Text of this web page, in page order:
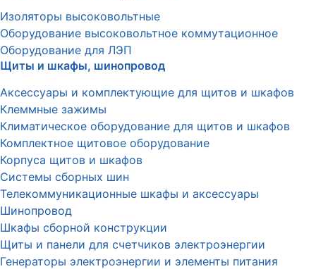
Изоляторы высоковольтные
Оборудование высоковольтное коммутационное
Оборудование для ЛЭП
Щиты и шкафы, шинопровод
Аксессуары и комплектующие для щитов и шкафов
Клеммные зажимы
Климатическое оборудование для щитов и шкафов
Комплектное щитовое оборудование
Корпуса щитов и шкафов
Системы сборных шин
Телекоммуникационные шкафы и аксессуары
Шинопровод
Шкафы сборной конструкции
Щиты и панели для счетчиков электроэнергии
Генераторы электроэнергии и элементы питания